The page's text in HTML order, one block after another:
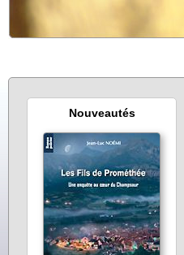
Nouveautés